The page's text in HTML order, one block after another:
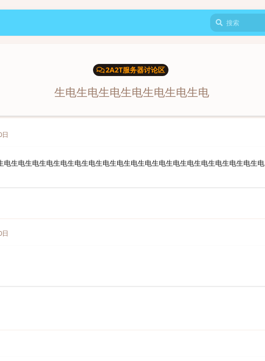
2A2T服务器讨论区
生电生电生电生电生电生电生电
电生电生电生电生电生电生电生电生电生电生电生电生电生电生电生电生电生电生电